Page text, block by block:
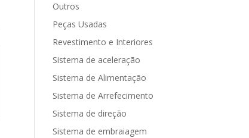
Outros
Peças Usadas
Revestimento e Interiores
Sistema de aceleração
Sistema de Alimentação
Sistema de Arrefecimento
Sistema de direção
Sistema de embraiagem